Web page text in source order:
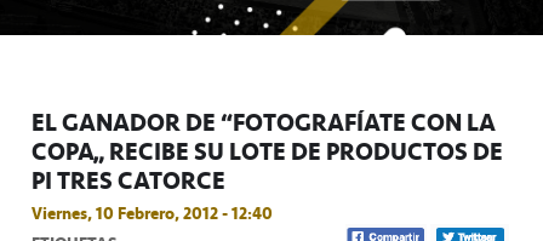
EL GANADOR DE “FOTOGRAFÍATE CON LA
COPA” RECIBE SU LOTE DE PRODUCTOS DE
PI TRES CATORCE
Viernes, 10 Febrero, 2012 - 12:40